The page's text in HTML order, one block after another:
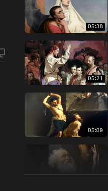
05:38
05:21
05:09